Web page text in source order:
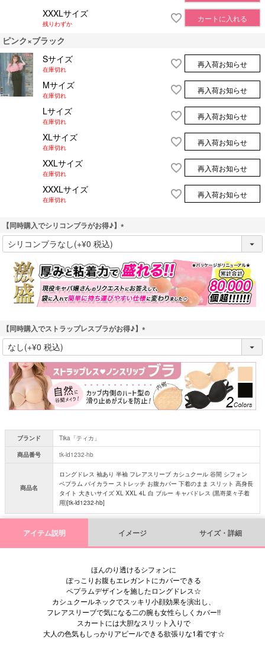
XXXLサイズ
残りわずか
カートに入れる
ピンク×ブラック
Sサイズ
在庫切れ
再入荷お知らせ
Mサイズ
在庫切れ
再入荷お知らせ
Lサイズ
在庫切れ
再入荷お知らせ
XLサイズ
在庫切れ
再入荷お知らせ
XXLサイズ
在庫切れ
再入荷お知らせ
XXXLサイズ
在庫切れ
再入荷お知らせ
【同時購入でシリコンブラがお得♪】
(
必
須
)
【同時購入でストラップレスブラがお得♪】
(
必
須
)
ブランド
Tika「ティカ」
商品番号
tk-ld1232-hb
商品名
ロングドレス 袖あり 半袖 フレアスリーブ カシュクール 谷間 シフォン
ペプラム バイカラー ストレッチ お腹カバー 下着のまま スリット 高身長
タイト 大きいサイズ XL XXL 4L 白 ブルー キャバドレス (黒嵜菜々子着
用)[tk-ld1232-hb]
アイテム説明 イメージ サイズ・詳細
ほんのり透けるシフォンに
ぽっこりお腹もエレガントにカバーできる
ペプラムデザインを施したロングドレス☆
カシュクールネックでスッキリ小顔効果を演出し、
フレアスリーブで気になる二の腕も女性らしくカバー!!
スカートには大胆なスリット入りで
大人の色気もしっかりアピールできる欲張りな1着です☆